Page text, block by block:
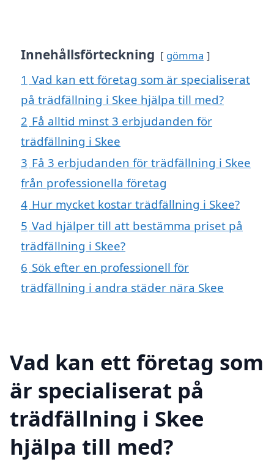
Innehållsförteckning gömma
1 Vad kan ett företag som är specialiserat
på trädfällning i Skee hjälpa till med?
2 Få alltid minst 3 erbjudanden för
trädfällning i Skee
3 Få 3 erbjudanden för trädfällning i Skee
från professionella företag
4 Hur mycket kostar trädfällning i Skee?
5 Vad hjälper till att bestämma priset på
trädfällning i Skee?
6 Sök efter en professionell för
trädfällning i andra städer nära Skee
Vad kan ett företag som
är specialiserat på
trädfällning i Skee
hjälpa till med?